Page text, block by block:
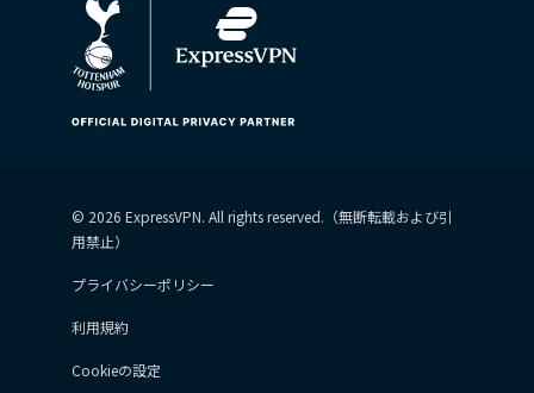
© 2026 ExpressVPN. All rights reserved.（無断転載および引
用禁止）
プライバシーポリシー
利用規約
Cookieの設定